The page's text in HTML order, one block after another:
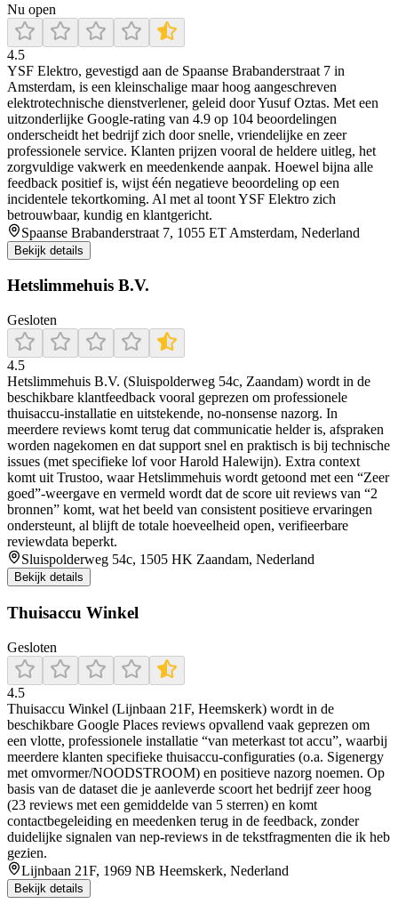
Nu open
4.5
YSF Elektro, gevestigd aan de Spaanse Brabanderstraat 7 in
Amsterdam, is een kleinschalige maar hoog aangeschreven
elektrotechnische dienstverlener, geleid door Yusuf Oztas. Met een
uitzonderlijke Google-rating van 4.9 op 104 beoordelingen
onderscheidt het bedrijf zich door snelle, vriendelijke en zeer
professionele service. Klanten prijzen vooral de heldere uitleg, het
zorgvuldige vakwerk en meedenkende aanpak. Hoewel bijna alle
feedback positief is, wijst één negatieve beoordeling op een
incidentele tekortkoming. Al met al toont YSF Elektro zich
betrouwbaar, kundig en klantgericht.
Spaanse Brabanderstraat 7, 1055 ET Amsterdam, Nederland
Bekijk details
Hetslimmehuis B.V.
Gesloten
4.5
Hetslimmehuis B.V. (Sluispolderweg 54c, Zaandam) wordt in de
beschikbare klantfeedback vooral geprezen om professionele
thuisaccu-installatie en uitstekende, no-nonsense nazorg. In
meerdere reviews komt terug dat communicatie helder is, afspraken
worden nagekomen en dat support snel en praktisch is bij technische
issues (met specifieke lof voor Harold Halewijn). Extra context
komt uit Trustoo, waar Hetslimmehuis wordt getoond met een “Zeer
goed”-weergave en vermeld wordt dat de score uit reviews van “2
bronnen” komt, wat het beeld van consistent positieve ervaringen
ondersteunt, al blijft de totale hoeveelheid open, verifieerbare
reviewdata beperkt.
Sluispolderweg 54c, 1505 HK Zaandam, Nederland
Bekijk details
Thuisaccu Winkel
Gesloten
4.5
Thuisaccu Winkel (Lijnbaan 21F, Heemskerk) wordt in de
beschikbare Google Places reviews opvallend vaak geprezen om
een vlotte, professionele installatie “van meterkast tot accu”, waarbij
meerdere klanten specifieke thuisaccu-configuraties (o.a. Sigenergy
met omvormer/NOODSTROOM) en positieve nazorg noemen. Op
basis van de dataset die je aanleverde scoort het bedrijf zeer hoog
(23 reviews met een gemiddelde van 5 sterren) en komt
contactbegeleiding en meedenken terug in de feedback, zonder
duidelijke signalen van nep-reviews in de tekstfragmenten die ik heb
gezien.
Lijnbaan 21F, 1969 NB Heemskerk, Nederland
Bekijk details